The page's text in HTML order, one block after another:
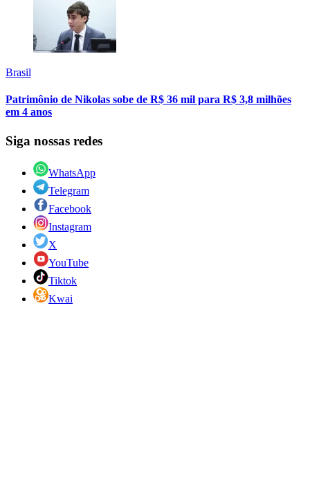
Brasil
Patrimônio de Nikolas sobe de R$ 36 mil para R$ 3,8 milhões
em 4 anos
Siga nossas redes
WhatsApp
Telegram
Facebook
Instagram
X
YouTube
Tiktok
Kwai